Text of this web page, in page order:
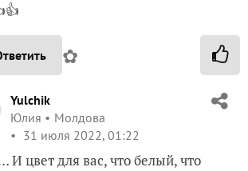
✿
Yulchik
Юлия
Молдова
31 июля 2022, 01:22
И цвет для вас, что белый, что